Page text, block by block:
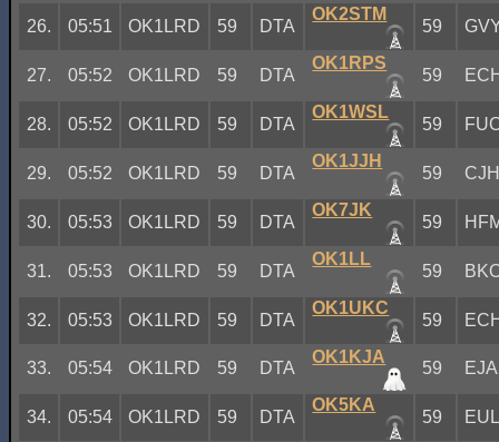
26. 05:51 OK1LRD 59 DTA
OK2STM
59
27. 05:52 OK1LRD 59 DTA
OK1RPS
59
28. 05:52 OK1LRD 59 DTA
OK1WSL
59
29. 05:52 OK1LRD 59 DTA
OK1JJH
59
30. 05:53 OK1LRD 59 DTA
OK7JK
59
31. 05:53 OK1LRD 59 DTA
OK1LL
59
32. 05:53 OK1LRD 59 DTA
OK1UKC
59
33. 05:54 OK1LRD 59 DTA
OK1KJA
59 EJA
34. 05:54 OK1LRD 59 DTA
OK5KA
59